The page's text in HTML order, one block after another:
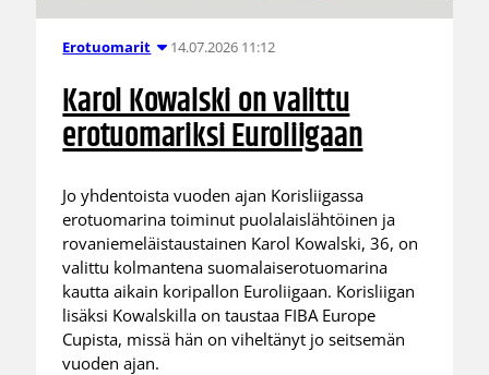
Erotuomarit 14.07.2026 11:12
Karol Kowalski on valittu
erotuomariksi Euroliigaan
Jo yhdentoista vuoden ajan Korisliigassa
erotuomarina toiminut puolalaislähtöinen ja
rovaniemeläistaustainen Karol Kowalski, 36, on
valittu kolmantena suomalaiserotuomarina
kautta aikain koripallon Euroliigaan. Korisliigan
lisäksi Kowalskilla on taustaa FIBA Europe
Cupista, missä hän on viheltänyt jo seitsemän
vuoden ajan.